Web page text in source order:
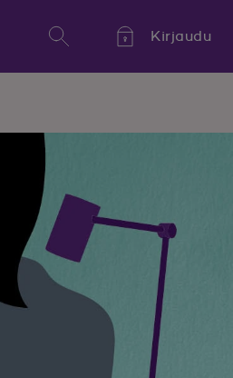
Hae
Kirjaudu